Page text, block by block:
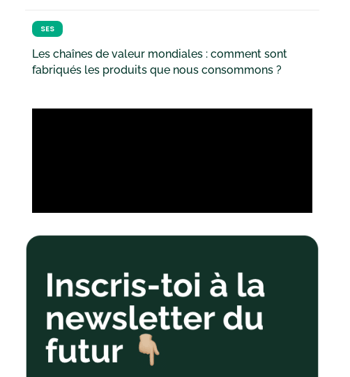
SES
Les chaînes de valeur mondiales : comment sont
fabriqués les produits que nous consommons ?